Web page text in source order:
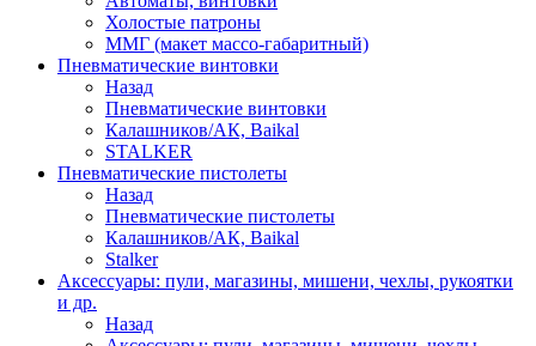
Холостые патроны
ММГ (макет массо-габаритный)
Пневматические винтовки
Назад
Пневматические винтовки
Калашников/АК, Baikal
STALKER
Пневматические пистолеты
Назад
Пневматические пистолеты
Калашников/АК, Baikal
Stalker
Аксессуары: пули, магазины, мишени, чехлы, рукоятки
и др.
Назад